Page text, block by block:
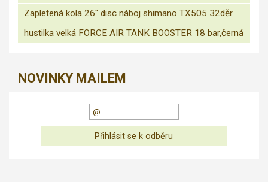
Zapletená kola 26" disc náboj shimano TX505 32děr
hustilka velká FORCE AIR TANK BOOSTER 18 bar,černá
NOVINKY MAILEM